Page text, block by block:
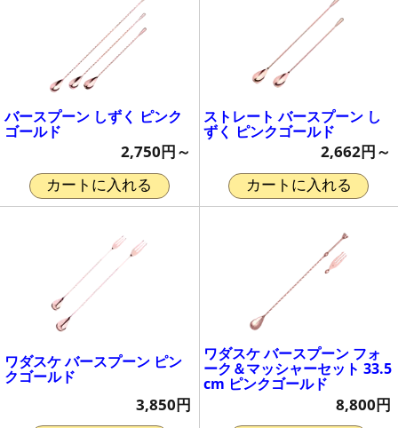
バースプーン しずく ピンク
ゴールド
2,750円～
カートに入れる
ストレート バースプーン し
ずく ピンクゴールド
2,662円～
カートに入れる
ワダスケ バースプーン ピン
クゴールド
3,850円
ワダスケ バースプーン フォ
ーク＆マッシャーセット 33.5
cm ピンクゴールド
8,800円